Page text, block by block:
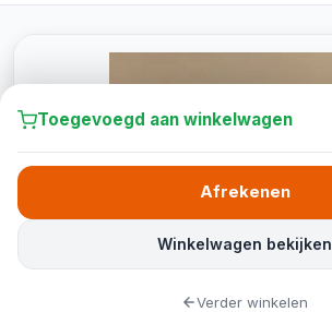
Toegevoegd aan winkelwagen
Winkelwagen bekijken
Afrekenen
Verder winkelen